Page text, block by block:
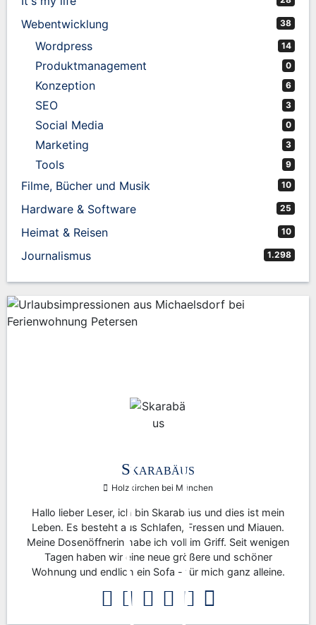
Webentwicklung 38
Wordpress 14
Produktmanagement 0
Konzeption 6
SEO 3
Social Media 0
Marketing 3
Tools 9
Filme, Bücher und Musik 10
Hardware & Software 25
Heimat & Reisen 10
Journalismus 1.298
Skarabäus
Holzkirchen bei München
Hallo lieber Leser, ich bin Skarabäus und dies ist mein
Leben. Es besteht aus Schlafen, Fressen und Miauen.
Meine Dosenöffnerin habe ich voll im Griff. Seit wenigen
Tagen haben wir eine neue größere und schöner
Wohnung und endlich ein Sofa - für mich ganz alleine.